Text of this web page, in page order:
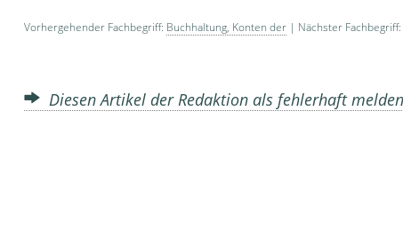
Vorhergehender Fachbegriff: Buchhaltung, Konten der | Nächster Fachbegriff:
Diesen Artikel der Redaktion als fehlerhaft